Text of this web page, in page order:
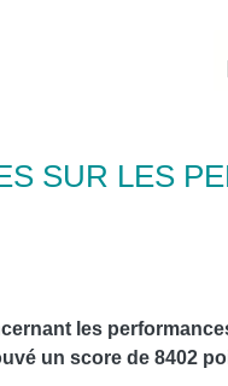
SUR LES
les
un score de 8402